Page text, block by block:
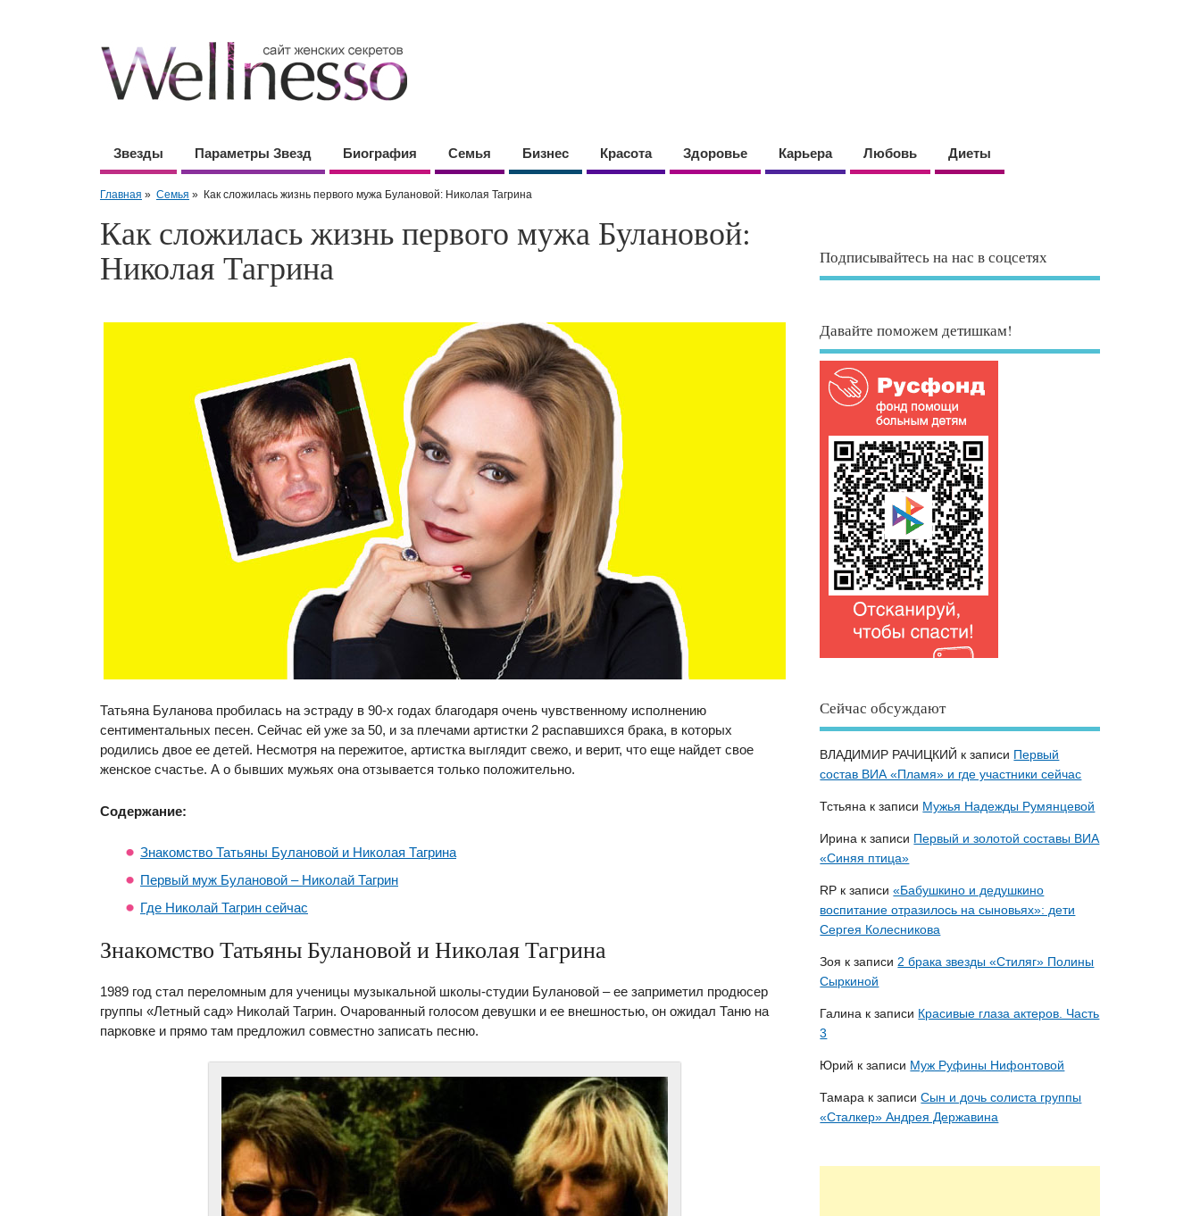
Звезды Параметры Звезд Биография Семья Бизнес Красота Здоровье Карьера Любовь Диеты
Главная » Семья » Как сложилась жизнь первого мужа Булановой: Николая Тагрина
Как сложилась жизнь первого мужа Булановой:
Николая Тагрина
Татьяна Буланова пробилась на эстраду в 90-х годах благодаря очень чувственному исполнению
сентиментальных песен. Сейчас ей уже за 50, и за плечами артистки 2 распавшихся брака, в которых
родились двое ее детей. Несмотря на пережитое, артистка выглядит свежо, и верит, что еще найдет свое
женское счастье. А о бывших мужьях она отзывается только положительно.
Содержание:
Знакомство Татьяны Булановой и Николая Тагрина
Первый муж Булановой – Николай Тагрин
Где Николай Тагрин сейчас
Знакомство Татьяны Булановой и Николая Тагрина
1989 год стал переломным для ученицы музыкальной школы-студии Булановой – ее заприметил продюсер
группы «Летный сад» Николай Тагрин. Очарованный голосом девушки и ее внешностью, он ожидал Таню на
парковке и прямо там предложил совместно записать песню.
Подписывайтесь на нас в соцсетях
Давайте поможем детишкам!
Сейчас обсуждают
ВЛАДИМИР РАЧИЦКИЙ к записи Первый
состав ВИА «Пламя» и где участники сейчас
Тстьяна к записи Мужья Надежды Румянцевой
Ирина к записи Первый и золотой составы ВИА
«Синяя птица»
RP к записи«Бабушкино и дедушкино
воспитание отразилось на сыновьях»: дети
Сергея Колесникова
Зоя к записи 2 брака звезды «Стиляг» Полины
Сыркиной
Галина к записи Красивые глаза актеров. Часть
3
Юрий к записи Муж Руфины Нифонтовой
Тамара к записиСын и дочь солиста группы
«Сталкер» Андрея Державина